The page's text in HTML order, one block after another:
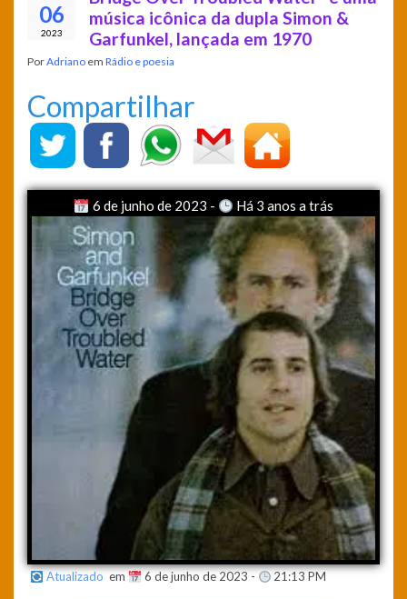
06
2023
música icônica da dupla Simon &
Garfunkel, lançada em 1970
PorAdriano em Rádio e poesia
Compartilhar
6 de junho de 2023 - Há 3 anos a trás
Atualizado em 6 de junho de 2023 - 21:13 PM